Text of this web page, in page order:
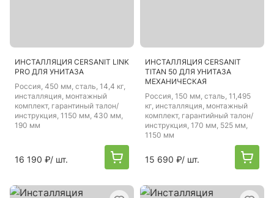
ИНСТАЛЛЯЦИЯ CERSANIT LINK
PRO ДЛЯ УНИТАЗА
Россия, 450 мм, сталь, 14,4 кг,
инсталляция, монтажный
комплект, гарантиный талон/
инструкция, 1150 мм, 430 мм,
190 мм
16 190 ₽/ шт.
ИНСТАЛЛЯЦИЯ CERSANIT
TITAN 50 ДЛЯ УНИТАЗА
МЕХАНИЧЕСКАЯ
Россия, 150 мм, сталь, 11,495
кг, инсталляция, монтажный
комплект, гарантийный талон/
инструкция, 170 мм, 525 мм,
1150 мм
15 690 ₽/ шт.